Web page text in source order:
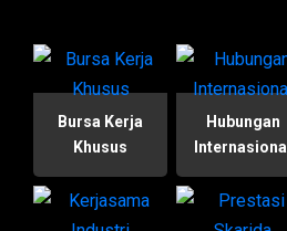
Bursa Kerja
Khusus
Hubungan
Internasional